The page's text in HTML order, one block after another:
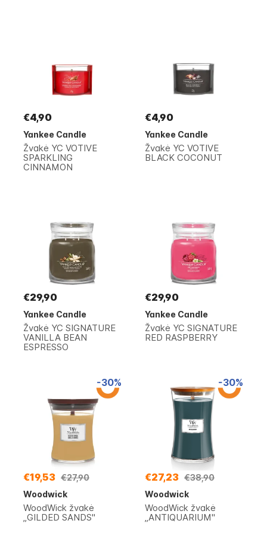
€4,90
Yankee Candle
Žvakė YC VOTIVE
SPARKLING
CINNAMON
€4,90
Yankee Candle
Žvakė YC VOTIVE
BLACK COCONUT
€29,90
Yankee Candle
Žvakė YC SIGNATURE
VANILLA BEAN
ESPRESSO
€29,90
Yankee Candle
Žvakė YC SIGNATURE
RED RASPBERRY
-30%
€19,53 €27,90
Woodwick
WoodWick žvakė
„GILDED SANDS"
-30%
€27,23 €38,90
Woodwick
WoodWick žvakė
„ANTIQUARIUM"